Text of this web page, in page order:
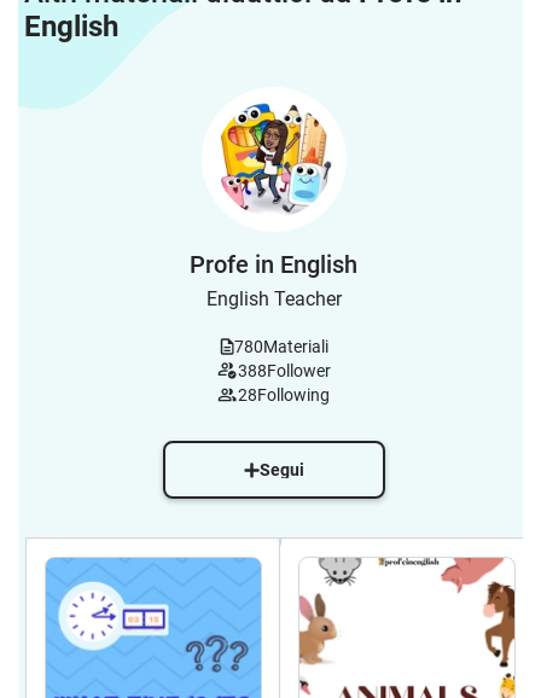
English
Profe in English
English Teacher
780Materiali
388Follower
28Following
Segui